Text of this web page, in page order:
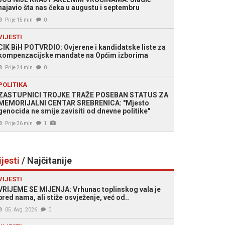
šta nas čeka u augustu i septembru
Prije 15 min 0
BiH POTVRDIO: Ovjerene i kandidatske liste za
mandate na Općim izborima
Prije 24 min 0
TROJKE TRAŽE POSEBAN STATUS ZA
CENTAR SREBRENICA: "Mjesto
ne smije zavisiti od dnevne politike"
Prije 36 min 1
/ Najčitanije
SE MIJENJA: Vrhunac toplinskog vala je
nama, ali stiže osvježenje, već od..
05. Avg. 2026 0